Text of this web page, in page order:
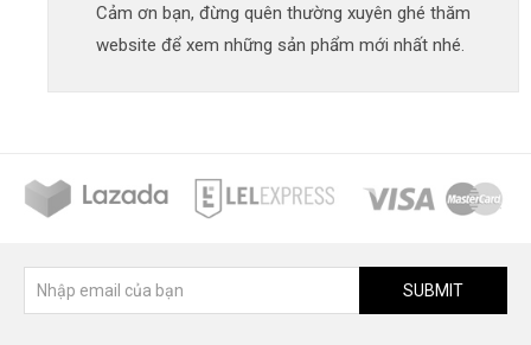
Cảm ơn bạn, đừng quên thường xuyên ghé thăm
website để xem những sản phẩm mới nhất nhé.
SUBMIT